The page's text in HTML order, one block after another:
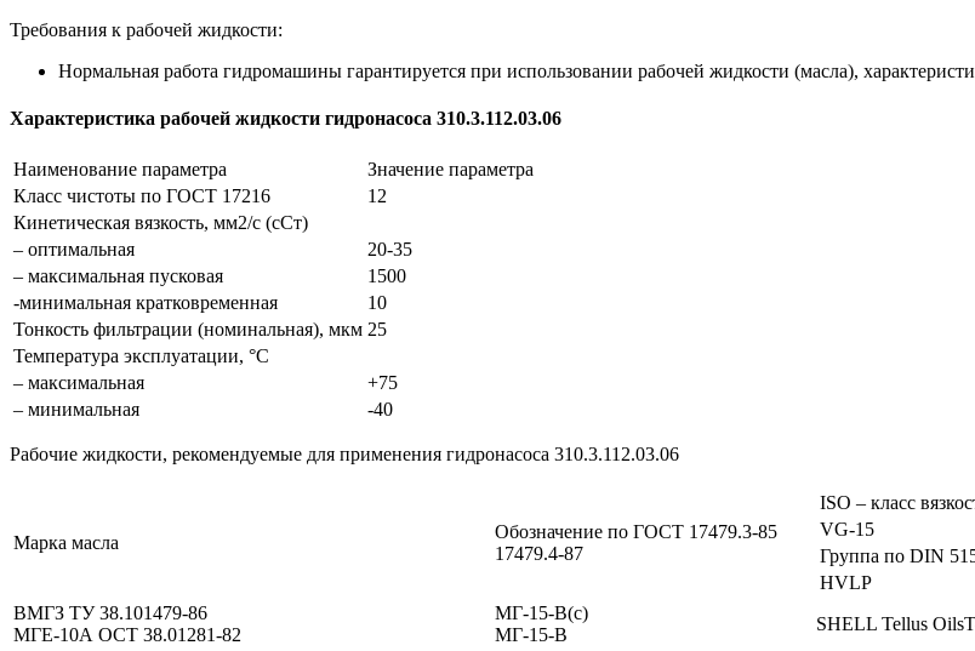
Требования к рабочей жидкости:
Нормальная работа гидромашины гарантируется при использовании рабочей жидкости (масла),
Характеристика рабочей жидкости гидронасоса 310.3.112.03.06
Наименование параметра
Значение параметра
Класс чистоты по ГОСТ 17216
12
Кинетическая вязкость, мм2/с (сСт)
– оптимальная
20-35
– максимальная пусковая
1500
-минимальная кратковременная
10
Тонкость фильтрации (номинальная), мкм 25
Температура эксплуатации, °С
– максимальная
+75
– минимальная
-40
Рабочие жидкости, рекомендуемые для применения гидронасоса 310.3.112.03.06
Марка масла
Обозначение по ГОСТ 17479.3-85
17479.4-87
ISO – класс
VG-15
Группа по DIN
HVLP
ВМГЗ ТУ 38.101479-86
МГЕ-10А ОСТ 38.01281-82
МГ-15-В(с)
МГ-15-В
SHELL Tellus